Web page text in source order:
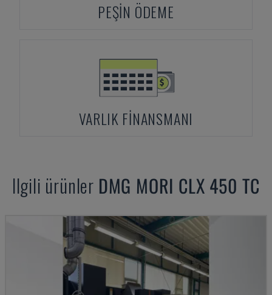
PEŞIN ÖDEME
VARLIK FINANSMANI
Ilgili ürünler DMG MORI CLX 450 TC